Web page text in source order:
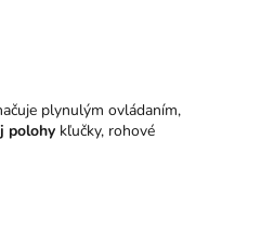
plynulým ovládaním,
polohy kľučky, rohové